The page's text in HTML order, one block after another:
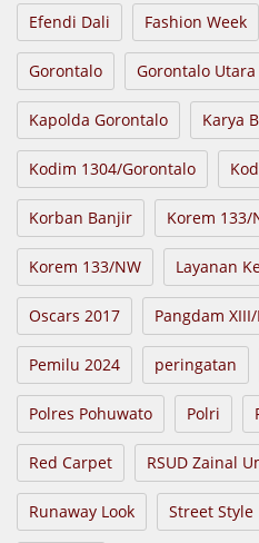
Efendi Dali Fashion Week
Gorontalo Gorontalo Utara
Kapolda Gorontalo Karya
Kodim 1304/Gorontalo
Korban Banjir Korem
Korem 133/NW Layanan
Oscars 2017 Pangdam
Pemilu 2024 peringatan
Polres Pohuwato Polri
Red Carpet RSUD Zainal
Runaway Look Street Style